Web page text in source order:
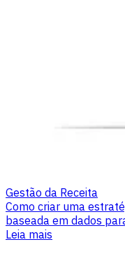
Gestão da Receita
Como criar uma
baseada em dados
Leia mais